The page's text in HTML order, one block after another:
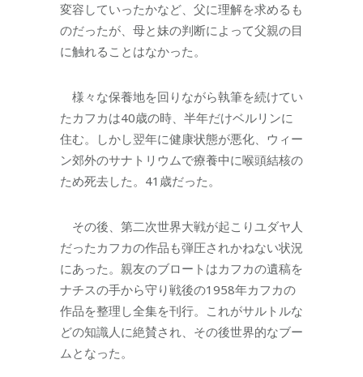
変容していったかなど、父に理解を求めるも
のだったが、母と妹の判断によって父親の目
に触れることはなかった。
様々な保養地を回りながら執筆を続けてい
たカフカは40歳の時、半年だけベルリンに
住む。しかし翌年に健康状態が悪化、ウィー
ン郊外のサナトリウムで療養中に喉頭結核の
ため死去した。41歳だった。
その後、第二次世界大戦が起こりユダヤ人
だったカフカの作品も弾圧されかねない状況
にあった。親友のブロートはカフカの遺稿を
ナチスの手から守り戦後の1958年カフカの
作品を整理し全集を刊行。これがサルトルな
どの知識人に絶賛され、その後世界的なブー
ムとなった。